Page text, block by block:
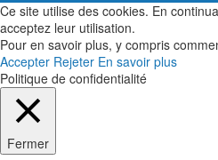
Ce site utilise des cookies. En
acceptez leur utilisation.
Pour en savoir plus, y compris
Accepter Rejeter En savoir plus
Politique de confidentialité
Fermer